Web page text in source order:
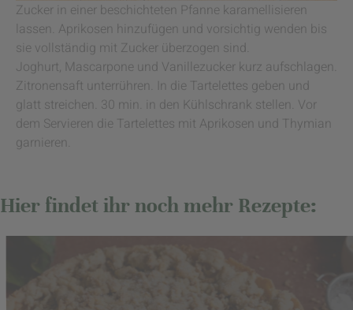
Zucker in einer beschichteten Pfanne karamellisieren
lassen. Aprikosen hinzufügen und vorsichtig wenden bis
sie vollständig mit Zucker überzogen sind.
Joghurt, Mascarpone und Vanillezucker kurz aufschlagen.
Zitronensaft unterrühren. In die Tartelettes geben und
glatt streichen. 30 min. in den Kühlschrank stellen. Vor
dem Servieren die Tartelettes mit Aprikosen und Thymian
garnieren.
Hier findet ihr noch mehr Rezepte: